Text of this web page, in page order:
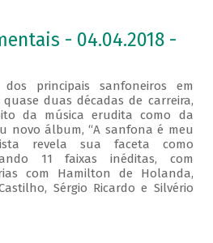
- 04.04.2018 -
principais sanfoneiros em
duas décadas de carreira,
da música erudita como da
novo álbum, “A sanfona é meu
revela sua faceta como
11 faixas inéditas, com
com Hamilton de Holanda,
Sérgio Ricardo e Silvério